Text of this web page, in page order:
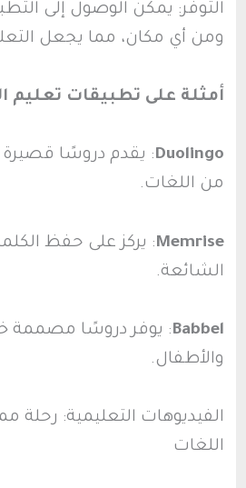
التوفر: يمكن الوصول إلى
ومن أي مكان، مما يجعل
أمثلة على تطبيقات تعليم
Duolingo: يقدم دروسًا
من اللغات.
Memrise: يركز على حفظ
الشائعة.
Babbel: يوفر دروسًا مصممة
والأطفال.
الفيديوهات التعليمية: رحلة
اللغات